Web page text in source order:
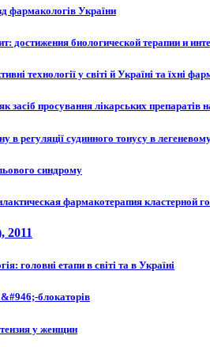
фармакологів України
достижения биологической терапии и
технології у світі й Україні та їхні
засіб просування лікарських
в регуляції судинного тонусу в
синдрому
фармакотерапия кластерной
, 2011
головні етапи в світі та в Україні
блокаторів
у женщин